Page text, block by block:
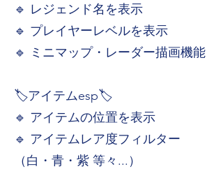
🔹 レジェンド名を表示
🔹 プレイヤーレベルを表示
🔹 ミニマップ・レーダー描画機能
🏷️アイテムesp🏷️
🔹 アイテムの位置を表示
🔹 アイテムレア度フィルター
（白・青・紫 等々...）